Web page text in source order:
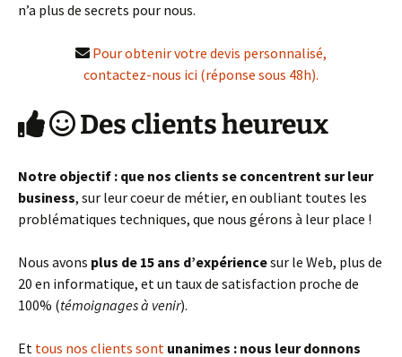
n’a plus de secrets pour nous.
Pour obtenir votre devis personnalisé,
contactez-nous ici (réponse sous 48h).
Des clients heureux
Notre objectif : que nos clients se concentrent sur leur
business, sur leur coeur de métier, en oubliant toutes les
problématiques techniques, que nous gérons à leur place !
Nous avons plus de 15 ans d’expériencesur le Web, plus de
20 en informatique, et un taux de satisfaction proche de
100% (témoignages à venir).
Et tous nos clients sont unanimes : nous leur donnons